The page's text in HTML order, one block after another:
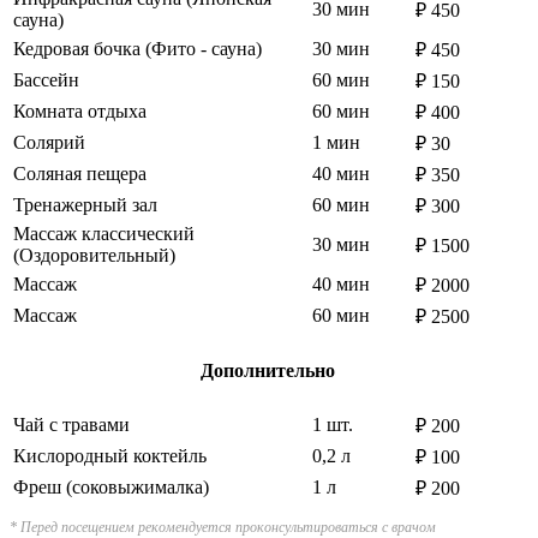
сауна)
30 мин
₽ 450
Кедровая бочка (Фито - сауна)
30 мин
₽ 450
Бассейн
60 мин
₽ 150
Комната отдыха
60 мин
₽ 400
Солярий
1 мин
₽ 30
Соляная пещера
40 мин
₽ 350
Тренажерный зал
60 мин
₽ 300
Массаж классический
(Оздоровительный)
30 мин
₽ 1500
Массаж
40 мин
₽ 2000
Массаж
60 мин ₽ 2500
Дополнительно
Чай с травами 1 шт.
₽ 200
Кислородный коктейль
0,2 л
₽ 100
Фреш (соковыжималка)
1 л ₽ 200
* Перед посещением рекомендуется проконсультироваться с врачом